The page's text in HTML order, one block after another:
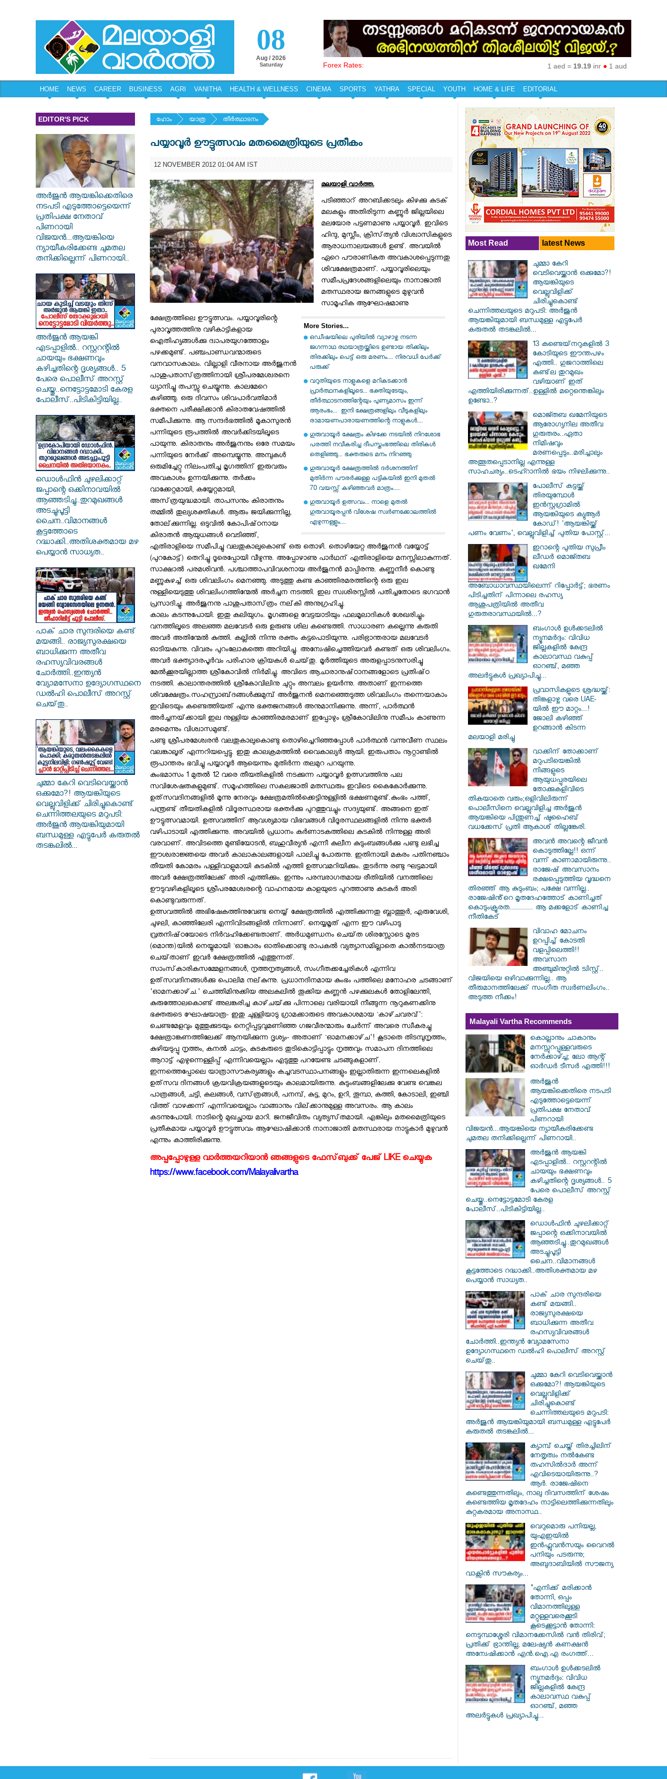
08
Aug / 2026
Saturday Forex Rates: 1 aed =19.19inr● 1 aud =50.27
HOME NEWS CAREER BUSINESS AGRI VANITHA HEALTH & WELLNESS CINEMA SPORTS YATHRA SPECIAL YOUTH HOME & LIFE EDITORIAL
EDITOR'S PICK
അർജുൻ ആയങ്കിക്കെതിരെ
നടപടി എടുത്തോട്ടെയെന്ന്
പ്രതിപക്ഷ നേതാവ്
പിണറായി
വിജയൻ...ആയങ്കിയെ
ന്യായീകരിക്കേണ്ട ചുമതല
തനിക്കില്ലെന്ന് പിണറായി..
അർജുൻ ആയങ്കി
എടപ്പാളിൽ.. റസ്റ്ററന്റിൽ
ചായയും ഭക്ഷണവും
കഴിച്ചതിന്റെ ദൃശ്യങ്ങൾ.. 5
പേരെ പൊലീസ് അറസ്റ്റ്
ചെയ്തു..നെട്ടോട്ടമോടി കേരള
പോലീസ്..പിടികിട്ടിയില്ല..
ഡൊൾഫിൻ ചുഴലിക്കാറ്റ്
ജപ്പാന്റെ ഒക്കിനാവയിൽ
ആഞ്ഞടിച്ചു..തുറമുഖങ്ങൾ
അടച്ചുപൂട്ടി
ചൈന..വിമാനങ്ങൾ
കൂട്ടത്തോടെ
റദ്ധാക്കി..അതിശക്തമായ മഴ
പെയ്യാൻ സാധ്യത..
പാക് ചാര സുന്ദരിയെ കണ്ട്
മയങ്ങി.. രാജ്യസുരക്ഷയെ
ബാധിക്കുന്ന അതീവ
രഹസ്യവിവരങ്ങൾ
ചോർത്തി..ഇന്ത്യൻ
വ്യോമസേനാ ഉദ്യോഗസ്ഥനെ
ഡൽഹി പൊലീസ് അറസ്റ്റ്
ചെയ്‌തു..
ചുമ്മാ കേറി വെടിവെയ്ക്കാൻ
ഒക്കുമോ?! ആയങ്കിയുടെ
വെല്ലുവിളിക്ക് ചിരിച്ചുകൊണ്ട്
ചെന്നിത്തലയുടെ മറുപടി:
അർജുൻ ആയങ്കിയുമായി
ബന്ധമുള്ള എട്ടുപേർ കരുതൽ
തടങ്കലിൽ...
ഹോം യാത്ര തീര്‍ത്ഥാടനം
പയ്യാവൂര്‍ ഊട്ടുത്സവം മതമൈത്രിയുടെ പ്രതീകം
12 NOVEMBER 2012 01:04 AM IST
മലയാളി വാര്‍ത്ത.
More Stories...
ഒഡീഷയിലെ പുരിയിൽ വ്യാഴാഴ്ച നടന്ന
ജഗന്നാഥ രഥയാത്രയ്ക്കിടെ ഉണ്ടായ തിക്കിലും
തിരക്കിലും പെട്ട് ഒരു മരണം.... നിരവധി പേർക്ക്
പരുക്ക്
വറുതിയുടെ നാളുകളെ മറികടക്കാൻ
പ്രാർത്ഥനകളിലൂടെ... ഭക്തിയുടേയും,
തീര്‍ത്ഥാടനത്തിന്റേയും പുണ്യമാസം ഇന്ന്
ആരംഭം... ഇനി ക്ഷേത്രങ്ങളിലും വീടുകളിലും
രാമായണപാരായണത്തിന്റെ നാളുകൾ....
ഗുരുവായൂർ ക്ഷേത്രം കിഴക്കേ നടയിൽ നിറശോഭ
പരത്തി നവീകരിച്ച ദീപസ്തംഭത്തിലെ തിരികൾ
തെളിഞ്ഞു... ഭക്തരുടെ മനം നിറഞ്ഞു
​ഗുരുവായൂർ ക്ഷേത്രത്തിൽ ദർശനത്തിന്
മുതിർന്ന പൗരർക്കുള്ള പട്ടികയിൽ ഇനി മുതൽ
70 വയസ്സ് കഴിഞ്ഞവർ മാത്രം.....
​ഗുരുവായൂർ ഉത്സവം... നാളെ മുതൽ
ഗുരുവായൂരപ്പൻ വിശേഷ സ്വർണക്കോലത്തിൽ
എഴുന്നള്ളും....
പടിഞ്ഞാറ്‌ അറബിക്കടലും കിഴക്കു കുടക്‌
മലകളും അതിരിടുന്ന കണ്ണൂര്‍ ജില്ലയിലെ
മലയോര പട്ടണമാണു പയ്യാവൂര്‍. ഇവിടെ
ഹിന്ദു, മുസ്ലീം, ക്രിസ്‌ത്യന്‍ വിശ്വാസികളുടെ
ആരാധനാലയങ്ങള്‍ ഉണ്ട്‌. അവയില്‍
ഏറെ പൗരാണികത അവകാശപ്പെടുന്നതു
ശിവക്ഷേത്രമാണ്‌. പയ്യാവൂരിലെയും
സമീപപ്രദേശങ്ങളിലെയും നാനാജാതി
മതസ്ഥരായ ജനങ്ങളുടെ മുഴുവന്‍
സാമൂഹിക ആഘോഷമാണു
ക്ഷേത്രത്തിലെ ഊട്ടുത്സവം. പയ്യാവൂരിന്റെ
പുരാവൃത്തത്തിനു വഴികാട്ടികളായ
ഐതിഹ്യങ്ങള്‍ക്കു ദ്വാപരയുഗത്തോളം
പഴക്കമുണ്ട്‌. പഞ്ചപാണ്ഡവന്മാരുടെ
വനവാസകാലം. വില്ലാളി വീരനായ അര്‍ജുനന്‍
പാശുപതാസ്‌ത്രത്തിനായി ശ്രീപരമേശ്വരനെ
ധ്യാനിച്ചു തപസ്സു ചെയ്യുന്നു. കാലമേറെ
കഴിഞ്ഞു. ഒരു ദിവസം ശിവപാര്‍വതിമാര്‍
ഭക്തനെ പരീക്ഷിക്കാന്‍ കിരാതവേഷത്തില്‍
സമീപിക്കുന്നു. ആ സന്ദര്‍ഭത്തില്‍ മൂകാസുരന്‍
പന്നിയുടെ രൂപത്തില്‍ അവര്‍ക്കിടയിലൂടെ
പായുന്നു. കിരാതനും അര്‍ജുനനും ഒരേ സമയം
പന്നിയുടെ നേര്‍ക്ക്‌ അമ്പെയ്യുന്നു. അമ്പുകള്‍
ഒരുമിച്ചേറ്റു നിലംപതിച്ച മൃഗത്തിന്‌ ഇരുവരും
അവകാശം ഉന്നയിക്കുന്നു. തര്‍ക്കം
വാക്കേറ്റമായി, കയ്യേറ്റമായി,
അസ്‌ത്രയുദ്ധമായി. താപസനും കിരാതനും
തമ്മില്‍ തുല്യശക്തികള്‍. ആരും ജയിക്കുന്നില്ല,
തോല്‌ക്കുന്നില്ല. ഒടുവില്‍ കോപിഷ്‌ഠനായ
കിരാതന്‍ ആയുധങ്ങള്‍ വെടിഞ്ഞ്‌,
എതിരാളിയെ സമീപിച്ചു വലതുകാലുകൊണ്ട്‌ ഒരു തൊഴി. തൊഴിയേറ്റ അര്‍ജുനന്‍ വയ്യോട്ട്‌
(പുറകോട്ട്‌) തെറിച്ചു ദൂരെപ്പോയി വീഴുന്നു. അപ്പോഴാണു പാര്‍ഥന്‌ എതിരാളിയെ മനസ്സിലാകുന്നത്‌.
സാക്ഷാല്‍ പരമശിവന്‍. പശ്ചാത്താപവിവശനായ അര്‍ജുനന്‍ മാപ്പിരന്നു. കണ്ണുനീര്‍ കൊണ്ടു
മണ്ണുകുഴച്ച്‌ ഒരു ശിവലിംഗം മെനഞ്ഞു. അടുത്തു കണ്ട കാഞ്ഞിരമരത്തിന്റെ ഒരു ഇല
നുള്ളിയെടുത്തു ശിവലിംഗത്തിന്മേല്‍ അര്‍ച്ചന നടത്തി. ഇല സ്വശിരസ്സില്‍ പതിച്ചതോടെ ഭഗവാന്‍
പ്രസാദിച്ചു. അര്‍ജുനനു പാശുപതാസ്‌ത്രം നല്‌കി അനുഗ്രഹിച്ചു.
കാലം കടന്നുപോയി. ഇതു കലിയുഗം. മൃഗങ്ങളെ വേട്ടയാടിയും ഫലമൂലാദികള്‍ ശേഖരിച്ചും
വനത്തിലൂടെ അലഞ്ഞ മലവേടര്‍ ഒരു ഉരുണ്ട ശില കണ്ടെത്തി. സാധാരണ കല്ലെന്നു കരുതി
അവര്‍ അതിന്മേല്‍ കുത്തി. കല്ലില്‍ നിന്നു രക്തം കട്ടപൊടിയുന്നു. പരിഭ്രാന്തരായ മലവേടര്‍
ഓടിയകന്നു. വിവരം പുറംലോകത്തെ അറിയിച്ചു. അന്വേഷിച്ചെത്തിയവര്‍ കണ്ടത്‌ ഒരു ശിവലിംഗം.
അവര്‍ ഭക്ത്യാദരപൂര്‍വം പരിഹാര ക്രിയകള്‍ ചെയ്‌തു. മൂര്‍ത്തിയുടെ അരുളപ്പാടനുസരിച്ചു
മേല്‍ക്കൂരയില്ലാത്ത ശ്രീകോവില്‍ നിര്‍മിച്ചു. അവിടെ ആചാരാനുഷ്‌ഠാനങ്ങളോടെ പ്രതിഷ്‌ഠ
നടത്തി. കാലാന്തരത്തില്‍ ശ്രീകോവിലിനു ചുറ്റും അമ്പലം ഉയര്‍ന്നു. അതാണ്‌ ഇന്നത്തെ
ശിവക്ഷേത്രം.സഹസ്രാബ്‌ദങ്ങള്‍ക്കുമുമ്പ്‌ അര്‍ജുനന്‍ മെനഞ്ഞെടുത്ത ശിവലിംഗം തന്നെയാകാം
ഇവിടെയും കണ്ടെത്തിയത്‌ എന്നു ഭക്തജനങ്ങള്‍ അനുമാനിക്കുന്നു. അന്ന്‌, പാര്‍ത്ഥന്‍
അര്‍ച്ചനയ്‌ക്കായി ഇല നുള്ളിയ കാഞ്ഞിരമരമാണ്‌ ഇപ്പോഴും ശ്രീകോവിലിനു സമീപം കാണുന്ന
മരമെന്നും വിശ്വാസമുണ്ട്‌.
പണ്ടു ശ്രീപരമേശ്വരന്‍ വലതുകാലുകൊണ്ടു തൊഴിച്ചെറിഞ്ഞപ്പോള്‍ പാര്‍ത്ഥന്‍ വന്നുവീണ സ്ഥലം
വലങ്കാലൂര്‌ എന്നറിയപ്പെട്ടു. ഇതു കാലക്രമത്തില്‍ വൈകാല്യര്‍ ആയി. ഇരുപതാം നൂറ്റാണ്ടില്‍
രൂപാന്തരം ഭവിച്ചു പയ്യാവൂര്‍ ആയെന്നും മുതിര്‍ന്ന തലമുറ പറയുന്നു.
കുംഭമാസം 1 മുതല്‍ 12 വരെ തീയതികളില്‍ നടക്കുന്ന പയ്യാവൂര്‍ ഉത്സവത്തിനു പല
സവിശേഷതകളുമുണ്ട്‌. സമൂഹത്തിലെ സകലജാതി മതസ്ഥരും ഇവിടെ കൈകോര്‍ക്കുന്നു.
ഉത്‌സവദിനങ്ങളില്‍ മൂന്നു നേരവും ക്ഷേത്രമതില്‍ക്കെട്ടിനുള്ളില്‍ ഭക്ഷണമുണ്ട്‌.കുംഭം പത്ത്‌,
പന്ത്രണ്ട്‌ തീയതികളില്‍ വിദൂരസ്ഥരായ ഭക്തര്‍ക്കു പുറത്തുവച്ചും സദ്യയുണ്ട്‌. അങ്ങനെ ഇത്‌
ഊട്ടുത്സവമായി. ഉത്സവത്തിന്‌ ആവശ്യമായ വിഭവങ്ങള്‍ വിദൂരസ്ഥലങ്ങളില്‍ നിന്നു ഭക്തര്‍
വഴിപാടായി എത്തിക്കുന്നു. അവയില്‍ പ്രധാനം കര്‍ണാടകത്തിലെ കുടകില്‍ നിന്നുള്ള അരി
വരവാണ്‌. അവിടത്തെ മുണ്ടിയോടന്‍, ബഹുവീര്യന്‍ എന്നീ കുലീന കുടുംബങ്ങള്‍ക്കു പണ്ടു ലഭിച്ച
ഈശ്വരാജ്ഞയെ അവര്‍ കാലാകാലങ്ങളായി പാലിച്ചു പോരുന്നു. ഇതിനായി മകരം പതിനഞ്ചാം
തീയതി കോമരം പള്ളിവാളുമായി കുടകില്‍ എത്തി ഉത്സവമറിയിക്കും. തുടര്‍ന്നു രണ്ടു ഘട്ടമായി
അവര്‍ ക്ഷേത്രത്തിലേക്ക്‌ അരി എത്തിക്കും. ഇന്നും പരമ്പരാഗതമായ രീതിയില്‍ വനത്തിലെ
ഊടുവഴികളിലൂടെ ശ്രീപരമേശ്വരന്റെ വാഹനമായ കാളയുടെ പുറത്താണു കുടകര്‍ അരി
കൊണ്ടുവരുന്നത്‌.
ഉത്സവത്തില്‍ അഭിഷേകത്തിനുവേണ്ട നെയ്യ്‌ ക്ഷേത്രത്തില്‍ എത്തിക്കുന്നതു ബ്ലാത്തൂര്‍, എരുവേശി,
ചുഴലി, കാഞ്ഞിലേരി എന്നിവിടങ്ങളില്‍ നിന്നാണ്‌. നെയ്യമൃത്‌ എന്ന ഈ വഴിപാടു
വ്രതനിഷ്‌ഠയോടെ നിര്‍വഹിക്കേണ്ടതാണ്‌. അര്‍ധമുണ്ഡനം ചെയ്‌ത ശിരസ്സോടെ മുരട
(മൊന്ത)യില്‍ നെയ്യുമായി `ഓങ്കാരം ഓതിക്കൊണ്ടു രാപകല്‍ വ്യത്യാസമില്ലാതെ കാല്‍നടയാത്ര
ചെയ്‌താണ്‌ ഇവര്‍ ക്ഷേത്രത്തില്‍ എത്തുന്നത്‌.
സാംസ്‌കാരികസമ്മേളനങ്ങള്‍, നൃത്തനൃത്യങ്ങള്‍, സംഗീതക്കച്ചേരികള്‍ എന്നിവ
ഉത്‌സവദിനങ്ങള്‍ക്കു പൊലിമ നല്‌കുന്നു. പ്രധാനദിനമായ കുംഭം പത്തിലെ മനോഹര ചടങ്ങാണ്‌
'ഓമനക്കാഴ്‌ച.' ചെത്തിമിനുക്കിയ അലകലില്‍ തൂക്കിയ കണ്ണന്‍ പഴക്കുലകള്‍ തോളിലേന്തി,
കുരുത്തോലകൊണ്ട്‌ അലങ്കരിച്ച കാഴ്‌ചയ്‌ക്കു പിന്നാലെ വരിയായി നീങ്ങുന്ന നൂറുകണക്കിനു
ഭക്തരുടെ ഘോഷയാത്ര- ഇതു ചുള്ളിയാടു ഗ്രാമക്കാരുടെ അവകാശമായ `കാഴ്‌ചവരവ്‌':
ചെണ്ടമേളവും മുത്തുക്കുടയും നെറ്റിപ്പട്ടവുമണിഞ്ഞ ഗജവീരന്മാരും ചേര്‍ന്ന്‌ അവരെ സ്വീകരച്ചു
ക്ഷേത്രാങ്കണത്തിലേക്ക്‌ ആനയിക്കുന്ന ദൃശ്യം- അതാണ്‌ `ഓമനക്കാഴ്‌ച'! കൂടാതെ തിടമ്പുനൃത്തം,
കുഴിയടുപ്പു നൃത്തം, കനല്‍ ചാട്ടം, കുടകരുടെ തുടികൊട്ടിപ്പാട്ടും നൃത്തവും സമാപന ദിനത്തിലെ
ആറാട്ട്‌ എഴുന്നെള്ളിപ്പ്‌ എന്നിവയെല്ലാം എടുത്തു പറയേണ്ട ചടങ്ങുകളാണ്‌.
ഇന്നത്തെപ്പോലെ യാത്രാസൗകര്യങ്ങളും കച്ചവടസ്ഥാപനങ്ങളും ഇല്ലാതിരുന്ന ഇന്നലെകളില്‍
ഉത്‌സവ ദിനങ്ങള്‍ ക്രയവിക്രയങ്ങളുടെയും കാലമായിരുന്നു. കുടുംബങ്ങളിലേക്കു വേണ്ട വെങ്കല
പാത്രങ്ങള്‍, ചട്ടി, കലങ്ങള്‍, വസ്‌ത്രങ്ങള്‍, പനമ്പ്‌, കുട്ട, മുറം, ഉറി, തൂമ്പാ, കത്തി, കോടാലി, ഇഞ്ചി
വിത്ത്‌ വാഴക്കന്ന്‌ എന്നിവയെല്ലാം വാങ്ങാനും വില്‌ക്കാനുമുള്ള അവസരം. ആ കാലം
കടന്നുപോയി. നാടിന്റെ മുഖച്ഛായ മാറി. ജനജീവിതം വ്യത്യസ്‌തമായി. എങ്കിലും മതമൈത്രിയുടെ
പ്രതീകമായ പയ്യാവൂര്‍ ഊട്ടുത്സവം ആഘോഷിക്കാന്‍ നാനാജാതി മതസ്ഥരായ നാട്ടുകാര്‍ മുഴുവന്‍
എന്നും കാത്തിരിക്കുന്നു.
അപ്പപ്പോഴുള്ള വാര്‍ത്തയറിയാന്‍ ഞങ്ങളുടെ ഫേസ്‌ബുക്ക്‌ പേജ് LIKE ചെയ്യുക
https://www.facebook.com/Malayalivartha
Most Read latest News
ചുമ്മാ കേറി
വെടിവെയ്ക്കാൻ ഒക്കുമോ?!
ആയങ്കിയുടെ
വെല്ലുവിളിക്ക്
ചിരിച്ചുകൊണ്ട്
ചെന്നിത്തലയുടെ മറുപടി: അർജുൻ
ആയങ്കിയുമായി ബന്ധമുള്ള എട്ടുപേർ
കരുതൽ തടങ്കലിൽ...
13 കണ്ടെയ്‌നറുകളിൽ 3
കോടിയുടെ ഈന്തപഴം
എത്തി.. ഗുജറാത്തിലെ
കണ്ട്‌ല തുറമുഖം
വഴിയാണ് ഇത്
എത്തിയിരിക്കുന്നത്..ഉള്ളിൽ മറ്റെന്തെങ്കിലും
ഉണ്ടോ..?
മൊജ്തബ ഖമേനിയുടെ
ആരോഗ്യനില അതീവ
ഗുരുതരം..ഏതാ
നിമിഷവും
മരണപ്പെടും..മരിച്ചാലും
അത്ഭുതപ്പെടാനില്ല എന്നുള്ള
സാഹചര്യം..ടെഹ്റാനിൽ ഭയം നിഴലിക്കുന്നു..
പോലീസ് കട്ടയ്ക്ക്
തിരയുമ്പോൾ
ഇൻസ്റ്റഗ്രാമിൽ
ആയങ്കിയുടെ ക്യുആർ
കോഡ്! 'ആയങ്കിയ്ക്ക്
പണം വേണം', വെല്ലുവിളിച്ച് പുതിയ പോസ്റ്റ്...
ഇറാന്റെ പുതിയ സുപ്രീം
ലീഡർ മൊജ്തബ
ഖമേനി
അബോധാവസ്ഥയിലെന്ന് റിപ്പോർട്ട്; ഭരണം
പിടിച്ചതിന് പിന്നാലെ രഹസ്യ
ആശുപത്രിയിൽ അതീവ
ഗുരുതരാവസ്ഥയിൽ...?
ബംഗാൾ ഉൾക്കടലിൽ
ന്യൂനമർദ്ദം: വിവിധ
ജില്ലകളിൽ കേന്ദ്ര
കാലാവസ്ഥ വകുപ്പ്
ഓറഞ്ച്, മഞ്ഞ
അലർട്ടുകൾ പ്രഖ്യാപിച്ചു...
പ്രവാസികളുടെ ശ്രദ്ധയ്ക്ക്:
തിങ്കളാഴ്ച വരെ UAE-
യിൽ ഈ മാറ്റം...!
ജോലി കഴിഞ്ഞ്
ഉറങ്ങാൻ കിടന്ന
മലയാളി മരിച്ചു
വാക്കിന് തോക്കാണ്
മറുപടിയെങ്കിൽ
നിങ്ങളുടെ
ആയുധപ്പുരയിലെ
തോക്കുകളിവിടെ
തികയാതെ വരും;ഒളിവിലിരുന്ന്
പൊലീസിനെ വെല്ലുവിളിച്ച അർജുൻ
ആയങ്കിയെ പിന്തുണച്ച് ഷുഹൈബ്
വധക്കേസ് പ്രതി ആകാശ് തില്ലങ്കേരി.
അവൻ അവന്റെ ജീവൻ
കൊടുത്തില്ലേ!! ഒന്ന്
വന്ന് കാണാമായിരുന്നു..
രാജേഷ് അവസാനം
രക്ഷപ്പെടുത്തിയ വൃദ്ധനെ
തിരഞ്ഞ് ആ കുടുംബം; പക്ഷേ വന്നില്ല..
രാജേഷിൻ്റെ മൃതദേഹത്തോട് കാണിച്ചത്
കൊടുംക്രൂരത............ ആ മക്കളോട് കാണിച്ച
നീതികേട്
വിവാഹ മോചനം
ഉറപ്പിച്ച് കോടതി
വളപ്പിലെത്തി!!
അവസാന
അഞ്ചുമിനുറ്റിൽ ട്വിസ്റ്റ്..
വിജയിയെ ഒഴിവാക്കുന്നില്ല.. ആ
തീരുമാനത്തിലേക്ക് സംഗീത സ്വർണലിംഗം..
അടുത്ത നീക്കം!
Malayali Vartha Recommends
കൊല്ലാനും ചാകാനും
മനസ്സുറപ്പുള്ളവരുടെ
നേർക്കാഴ്ച്ച; ലോ ആന്റ്
ഓർഡർ ടീസർ എത്തി!!!
അർജുൻ
ആയങ്കിക്കെതിരെ നടപടി
എടുത്തോട്ടെയെന്ന്
പ്രതിപക്ഷ നേതാവ്
പിണറായി
വിജയൻ...ആയങ്കിയെ ന്യായീകരിക്കേണ്ട
ചുമതല തനിക്കില്ലെന്ന് പിണറായി..
അർജുൻ ആയങ്കി
എടപ്പാളിൽ.. റസ്റ്ററന്റിൽ
ചായയും ഭക്ഷണവും
കഴിച്ചതിന്റെ ദൃശ്യങ്ങൾ.. 5
പേരെ പൊലീസ് അറസ്റ്റ്
ചെയ്തു..നെട്ടോട്ടമോടി കേരള
പോലീസ്..പിടികിട്ടിയില്ല..
ഡൊൾഫിൻ ചുഴലിക്കാറ്റ്
ജപ്പാന്റെ ഒക്കിനാവയിൽ
ആഞ്ഞടിച്ചു..തുറമുഖങ്ങൾ
അടച്ചുപൂട്ടി
ചൈന..വിമാനങ്ങൾ
കൂട്ടത്തോടെ റദ്ധാക്കി..അതിശക്തമായ മഴ
പെയ്യാൻ സാധ്യത..
പാക് ചാര സുന്ദരിയെ
കണ്ട് മയങ്ങി..
രാജ്യസുരക്ഷയെ
ബാധിക്കുന്ന അതീവ
രഹസ്യവിവരങ്ങൾ
ചോർത്തി..ഇന്ത്യൻ വ്യോമസേനാ
ഉദ്യോഗസ്ഥനെ ഡൽഹി പൊലീസ് അറസ്റ്റ്
ചെയ്‌തു..
ചുമ്മാ കേറി വെടിവെയ്ക്കാൻ
ഒക്കുമോ?! ആയങ്കിയുടെ
വെല്ലുവിളിക്ക്
ചിരിച്ചുകൊണ്ട്
ചെന്നിത്തലയുടെ മറുപടി:
അർജുൻ ആയങ്കിയുമായി ബന്ധമുള്ള എട്ടുപേർ
കരുതൽ തടങ്കലിൽ...
ക്യാമ്പ് ചെയ്ത് തിരച്ചിലിന്
നേതൃത്വം നല്‍കേണ്ട
തഹസില്‍ദാര്‍ അന്ന്
എവിടെയായിരുന്നു..?
ആര്‍. രാജേഷിനെ
കണ്ടെത്തുന്നതിലും, നാലു ദിവസത്തിന് ശേഷം
കണ്ടെത്തിയ മൃതദേഹം നാട്ടിലെത്തിക്കുന്നതിലും
കുറ്റകരമായ അനാസ്ഥ..
വെറുമൊരു പനിയല്ല,
യുഎഇയിൽ
ഇൻഫ്ലുവൻസയും വൈറൽ
പനിയും പടരുന്നു;
അബുദാബിയിൽ സൗജന്യ
വാക്സിൻ സൗകര്യം...
"എനിക്ക് മരിക്കാൻ
തോന്നി, ഒപ്പം
വിമാനത്തിലുള്ള
മറ്റുള്ളവരെക്കൂടി
കൂടെക്കൂട്ടാൻ തോന്നി:
നെടുമ്പാശ്ശേരി വിമാനക്കേസിൽ വൻ തിരിവ്;
പ്രതിക്ക് ഭ്രാന്തില്ല, മലേഷ്യൻ കണക്ഷൻ
അന്വേഷിക്കാൻ എൻ.ഐ.എ രംഗത്ത്...
ബംഗാൾ ഉൾക്കടലിൽ
ന്യൂനമർദ്ദം: വിവിധ
ജില്ലകളിൽ കേന്ദ്ര
കാലാവസ്ഥ വകുപ്പ്
ഓറഞ്ച്, മഞ്ഞ
അലർട്ടുകൾ പ്രഖ്യാപിച്ചു...